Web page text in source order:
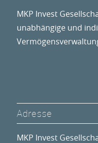
MKP Invest
unabhängige und
Adresse
MKP Invest